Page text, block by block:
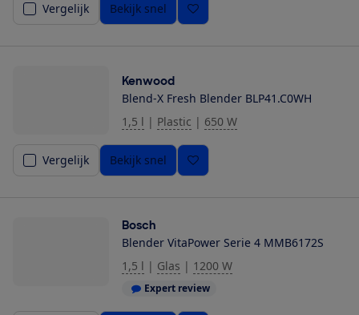
Vergelijk Bekijk snel
Kenwood
Blend-X Fresh Blender BLP41.C0WH
1,5 l | Plastic | 650 W
Vergelijk Bekijk snel
Bosch
Blender VitaPower Serie 4 MMB6172S
1,5 l | Glas | 1200 W
Expert review